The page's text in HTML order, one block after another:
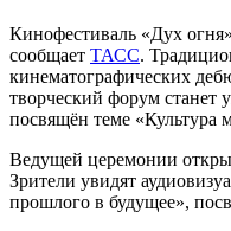
Кинофестиваль «Дух
сообщает ТАСС.
кинематографических
творческий форум станет
посвящён теме «Культура
Ведущей церемонии
Зрители увидят
прошлого в будущее»,